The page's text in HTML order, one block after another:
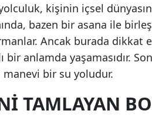
kişinin içsel
bazen bir asana ile
Ancak burada dikkat
bir anlamda yaşamasıdır.
bir su yoludur.
TAMLAYAN